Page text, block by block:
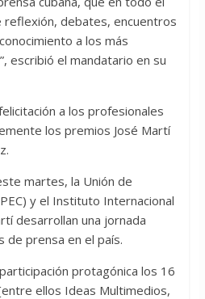
reflexión, debates, encuentros
a los más
escribió el mandatario en su
a los profesionales
los premios José Martí
martes, la Unión de
y el Instituto Internacional
desarrollan una jornada
de prensa en el país.
protagónica los 16
ellos Ideas Multimedios,